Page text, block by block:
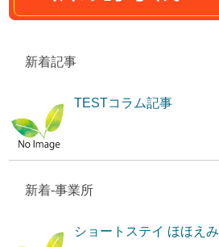
新着記事
TESTコラム記事
新着-事業所
ショートステイ ほほえみ